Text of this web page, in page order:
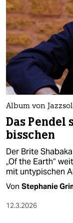
Album von
Das Pendel
bisschen
Der Brite
„Of the Earth“
mit untypischen
Von Stephanie
12.3.2026